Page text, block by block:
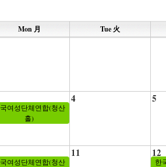
Mon 月 Tue 火
여성단체연합(청산
홀)
4 5
여성단체연합(청산
11 12
한